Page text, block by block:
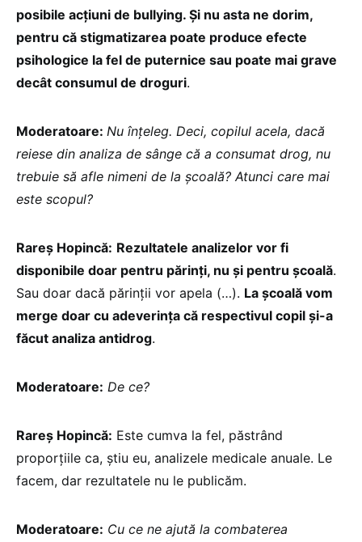
posibile acțiuni de bullying. Și nu asta ne dorim,
pentru că stigmatizarea poate produce efecte
psihologice la fel de puternice sau poate mai grave
decât consumul de droguri.
Moderatoare: Nu înțeleg. Deci, copilul acela, dacă
reiese din analiza de sânge că a consumat drog, nu
trebuie să afle nimeni de la școală? Atunci care mai
este scopul?
Rareș Hopincă: Rezultatele analizelor vor fi
disponibile doar pentru părinți, nu și pentru școală.
Sau doar dacă părinții vor apela (…). La școală vom
merge doar cu adeverința că respectivul copil și-a
făcut analiza antidrog.
Moderatoare: De ce?
Rareș Hopincă: Este cumva la fel, păstrând
proporțiile ca, știu eu, analizele medicale anuale. Le
facem, dar rezultatele nu le publicăm.
Moderatoare: Cu ce ne ajută la combaterea